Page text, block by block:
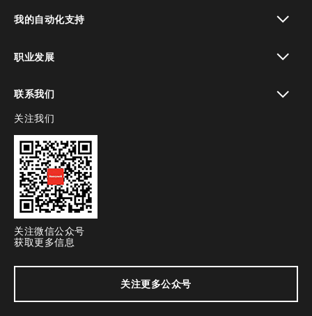
我的自动化支持
职业发展
联系我们
toggle view
关注我们
关注微信公众号
获取更多信息
关注更多公众号